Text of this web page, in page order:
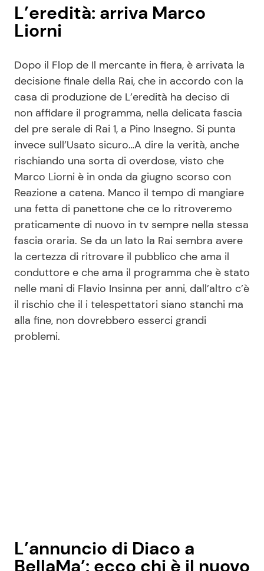
Privacy Policy
L’eredità: arriva Marco
Liorni
Dopo il Flop de Il mercante in fiera, è arrivata la
decisione finale della Rai, che in accordo con la
casa di produzione de L’eredità ha deciso di
non affidare il programma, nella delicata fascia
del pre serale di Rai 1, a Pino Insegno. Si punta
invece sull’Usato sicuro…A dire la verità, anche
rischiando una sorta di overdose, visto che
Marco Liorni è in onda da giugno scorso con
Reazione a catena. Manco il tempo di mangiare
una fetta di panettone che ce lo ritroveremo
praticamente di nuovo in tv sempre nella stessa
fascia oraria. Se da un lato la Rai sembra avere
la certezza di ritrovare il pubblico che ama il
conduttore e che ama il programma che è stato
nelle mani di Flavio Insinna per anni, dall’altro c’è
il rischio che il i telespettatori siano stanchi ma
alla fine, non dovrebbero esserci grandi
problemi.
L’annuncio di Diaco a
BellaMa’: ecco chi è il nuovo